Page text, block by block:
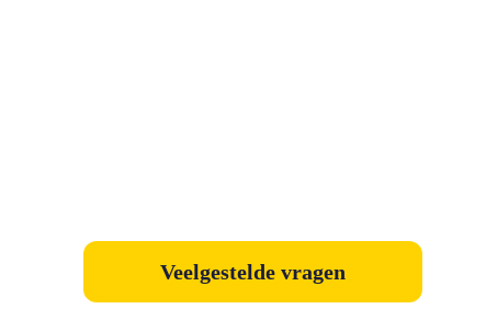
Veelgestelde vragen